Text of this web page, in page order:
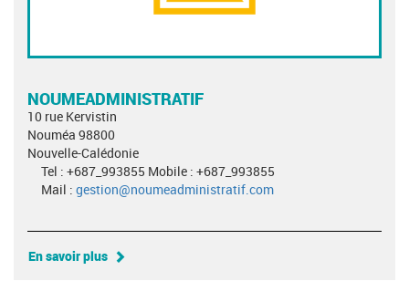
NOUMEADMINISTRATIF
10 rue Kervistin
Nouméa 98800
Nouvelle-Calédonie
Tel : +687_993855 Mobile : +687_993855
Mail : gestion@noumeadministratif.com
En savoir plus